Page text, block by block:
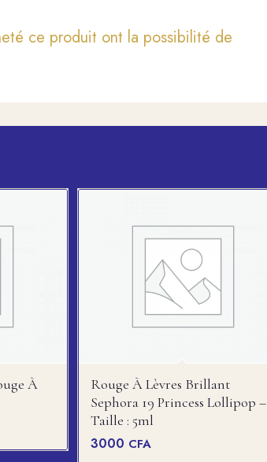
ce produit ont la possibilité de
À
Rouge À Lèvres Brillant
Sephora 19 Princess Lollipop –
Taille : 5ml
3000 CFA